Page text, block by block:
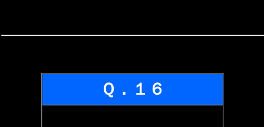
Ｑ．１６